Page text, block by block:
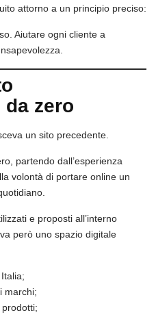
attorno a un principio preciso:
Aiutare ogni cliente a
zero
un sito precedente.
partendo dall’esperienza
volontà di portare online un
e proposti all’interno
però uno spazio digitale
marchi;